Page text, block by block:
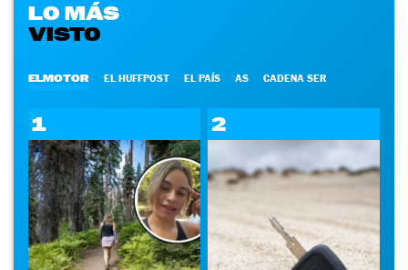
LO MÁS
VISTO
ELMOTOR EL HUFFPOST EL PAÍS AS CADENA SER
1 2